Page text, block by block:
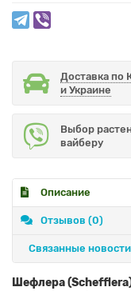
Доставка по
и Украине
Выбор
вайберу
Описание
Отзывов (0)
Связанные новости
Шефлера